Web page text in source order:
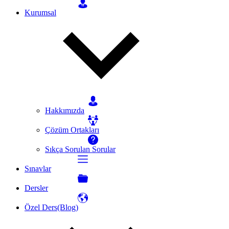
Kurumsal
Hakkımızda
Çözüm Ortakları
Sıkça Sorulan Sorular
Sınavlar
Dersler
Özel Ders(Blog)